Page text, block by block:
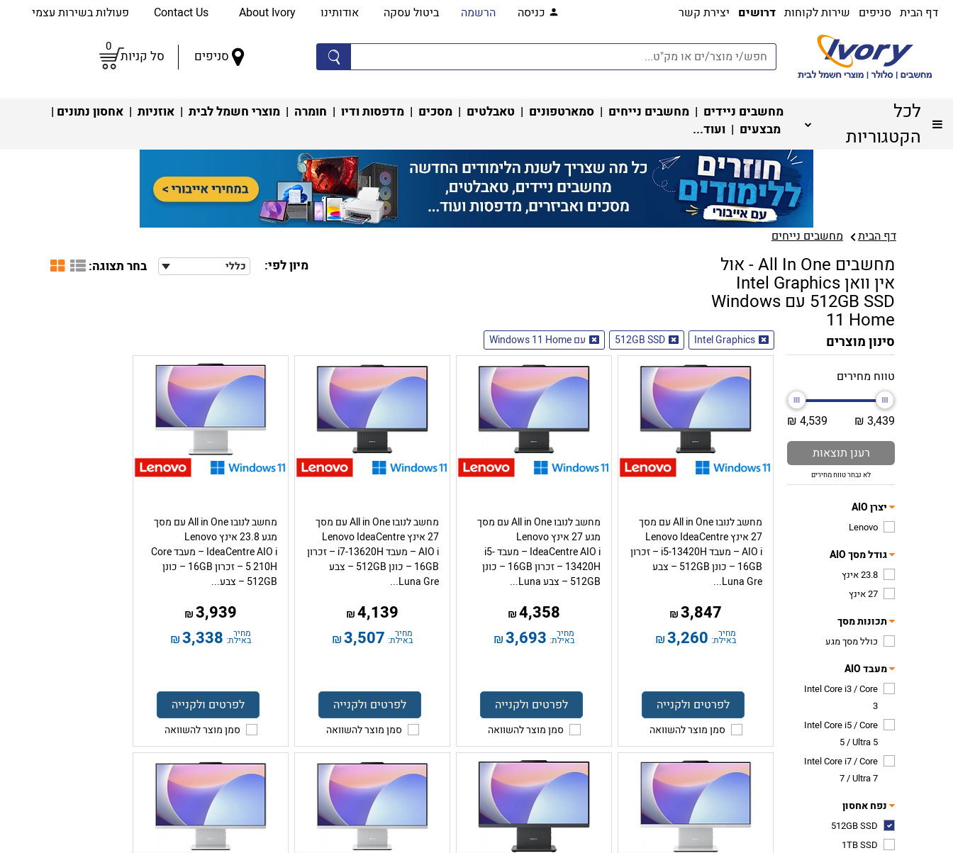
דף הבית סניפים שירות לקוחות דרושים יצירת קשר כניסה הרשמה ביטול עסקה אודותינו About Ivory פעולות בשירות עצמי
סניפים סל קניות
0
לכל
הקטגוריות
מחשבים ניידים | מחשבים נייחים | סמארטפונים | טאבלטים | מסכים | מדפסות ודיו | חומרה | מוצרי חשמל לבית | אוזניות | אחסון נתונים |
מבצעים | ועוד...
דף הבית מחשבים נייחים
מחשבים All In One - אול
אין וואן Intel Graphics
512GB SSD עם Windows
11 Home
מיון לפי: כללי בחר תצוגה:
סינון מוצרים
טווח מחירים
3,439 ₪
4,539 ₪
רענן תוצאות
לא נבחר טווח מחירים
יצרן AIO
Lenovo
גודל מסך AIO
23.8 אינץ
27 אינץ
תכונות מסך
כולל מסך מגע
מעבד AIO
Intel Core i3 / Core
3
Intel Core i5 / Core
5 / Ultra 5
Intel Core i7 / Core
7 / Ultra 7
נפח אחסון
512GB SSD
1TB SSD
Intel Graphics
512GB SSD עם Windows 11 Home
מחשב לנובו All in One עם מסך
27 אינץ Lenovo IdeaCentre
AIO i – מעבד i5-13420H – זכרון
16GB – כונן 512GB – צבע
Luna Gre...
3,847
₪
מחיר
באילת: 3,260
₪
לפרטים ולקנייה
סמן מוצר להשוואה
מחשב לנובו All in One עם מסך
מגע 27 אינץ Lenovo
IdeaCentre AIO i – מעבד i5-
13420H – זכרון 16GB – כונן
512GB – צבע Luna...
4,358
₪
מחיר
באילת: 3,693
₪
לפרטים ולקנייה
סמן מוצר להשוואה
מחשב לנובו All in One עם מסך
27 אינץ Lenovo IdeaCentre
AIO i – מעבד i7-13620H – זכרון
16GB – כונן 512GB – צבע
Luna Gre...
4,139
₪
מחיר
באילת: 3,507
₪
לפרטים ולקנייה
סמן מוצר להשוואה
מחשב לנובו All in One עם מסך
מגע 23.8 אינץ Lenovo
IdeaCentre AIO i – מעבד Core
5 210H – זכרון 16GB – כונן
512GB – צבע...
3,939
₪
מחיר
באילת: 3,338
₪
לפרטים ולקנייה
סמן מוצר להשוואה